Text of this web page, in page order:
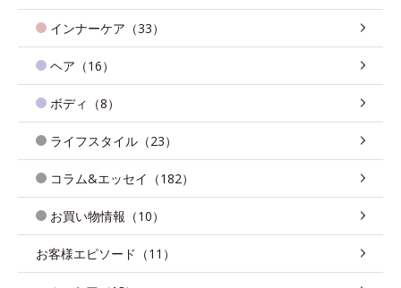
インナーケア（33）
ヘア（16）
ボディ（8）
ライフスタイル（23）
コラム&エッセイ（182）
お買い物情報（10）
お客様エピソード（11）